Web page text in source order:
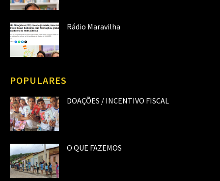
Rádio Maravilha
POPULARES
DOAÇÕES / INCENTIVO FISCAL
O QUE FAZEMOS